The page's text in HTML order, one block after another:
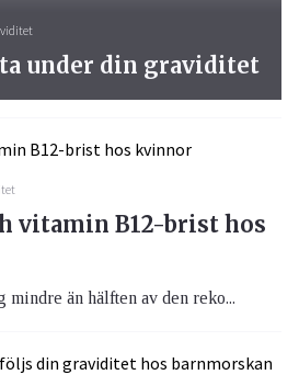
under din graviditet
vitamin B12-brist hos
än hälften av den reko...